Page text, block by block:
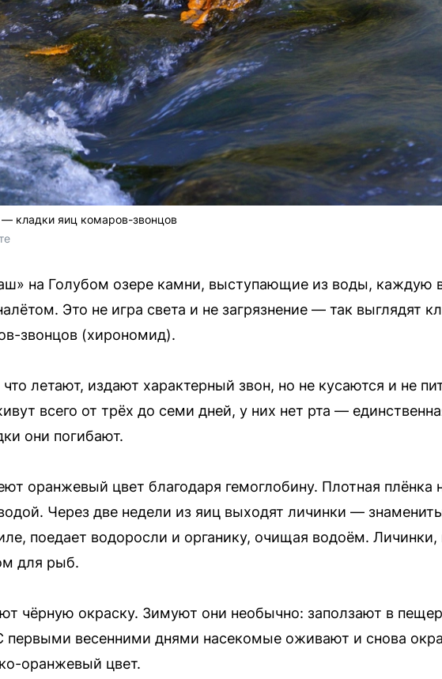
кладки яиц комаров-звонцов
на Голубом озере камни, выступающие из воды, каждую
Это не игра света и не загрязнение — так выглядят
звонцов (хирономид).
летают, издают характерный звон, но не кусаются и не
всего от трёх до семи дней, у них нет рта —
они погибают.
оранжевый цвет благодаря гемоглобину. Плотная плёнка
Через две недели из яиц выходят личинки —
поедает водоросли и органику, очищая водоём. Личинки,
для рыб.
чёрную окраску. Зимуют они необычно: заползают в
первыми весенними днями насекомые оживают и снова
оранжевый цвет.